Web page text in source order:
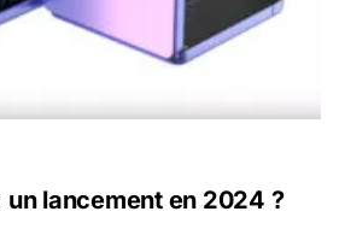
un lancement en 2024 ?